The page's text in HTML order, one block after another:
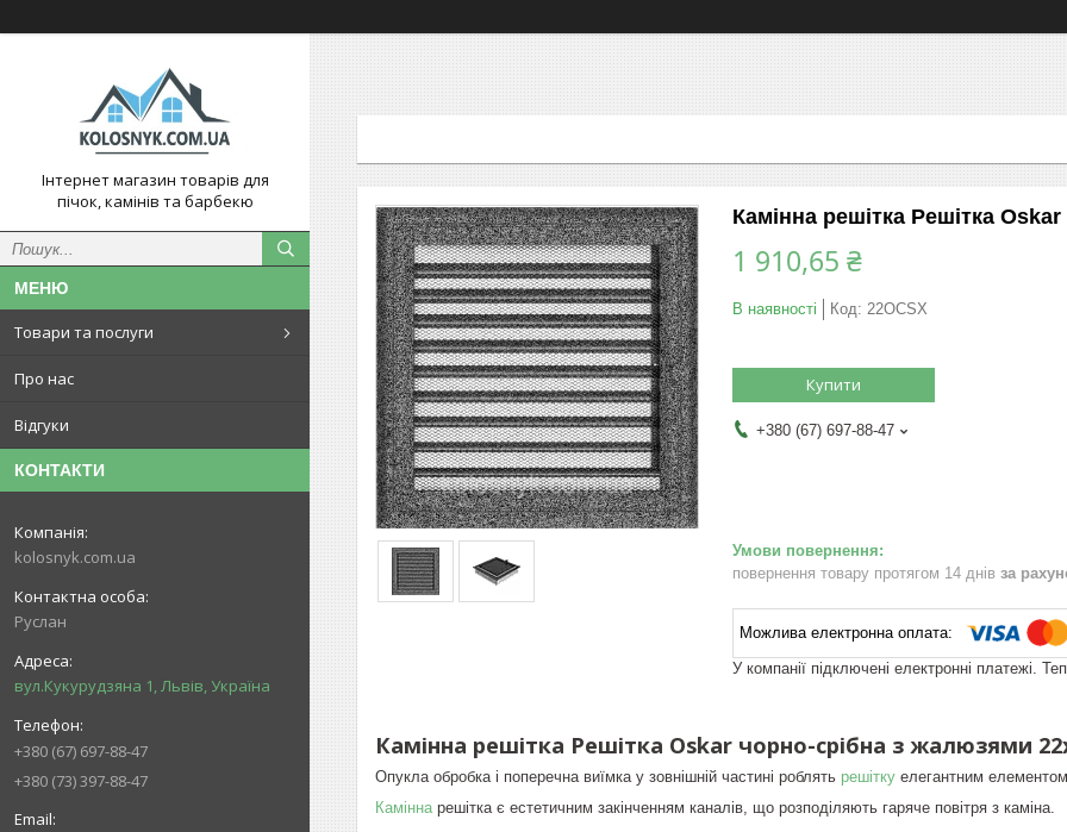
Інтернет магазин товарів для
пічок, камінів та барбекю
Товари та послуги
Про нас
Відгуки
КОНТАКТИ
kolosnyk.com.ua
Руслан
вул.Кукурудзяна 1, Львів, Україна
+380 (67) 697-88-47
+380 (73) 397-88-47
Камінна решітка Решітка
1 910,65 ₴
В наявності Код: 22OCSX
Купити
+380 (67) 697-88-47
повернення товару протягом 14 днів за
У компанії підключені електронні платежі.
Камінна решітка Решітка Oskar чорно-срібна з жалюзями
Опукла обробка і поперечна виїмка у зовнішній частині роблять решітку елегантним
Камінна решітка є естетичним закінченням каналів, що розподіляють гаряче повітря з каміна.